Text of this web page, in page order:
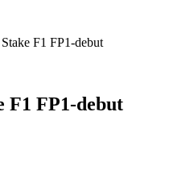
F1 FP1-debut
F1 FP1-debut